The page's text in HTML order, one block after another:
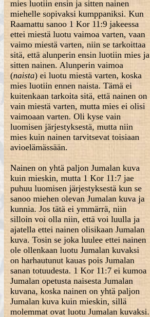
mies luotiin ensin ja sitten nainen
miehelle sopivaksi kumppaniksi. Kun
Raamattu sanoo 1 Kor 11:9 jakeessa
ettei miestä luotu vaimoa varten, vaan
vaimo miestä varten, niin se tarkoittaa
sitä, että alunperin ensin luotiin mies ja
sitten nainen. Alunperin vaimoa
(naista) ei luotu miestä varten, koska
mies luotiin ennen naista. Tämä ei
kuitenkaan tarkoita sitä, että nainen on
vain miestä varten, mutta mies ei olisi
vaimoaan varten. Oli kyse vain
luomisen järjestyksestä, mutta niin
mies kuin nainen tarvitsevat toisiaan
avioelämässään.
Nainen on yhtä paljon Jumalan kuva
kuin mieskin, mutta 1 Kor 11:7 jae
puhuu luomisen järjestyksestä kun se
sanoo miehen olevan Jumalan kuva ja
kunnia. Jos tätä ei ymmärrä, niin
silloin voi olla niin, että voi luulla ja
ajatella ettei nainen olisikaan Jumalan
kuva. Tosin se joka luulee ettei nainen
ole ollenkaan luotu Jumalan kuvaksi
on harhautunut kauas pois Jumalan
sanan totuudesta. 1 Kor 11:7 ei kumoa
Jumalan opetusta naisesta Jumalan
kuvana, koska nainen on yhtä paljon
Jumalan kuva kuin mieskin, sillä
molemmat ovat luotu Jumalan kuvaksi.